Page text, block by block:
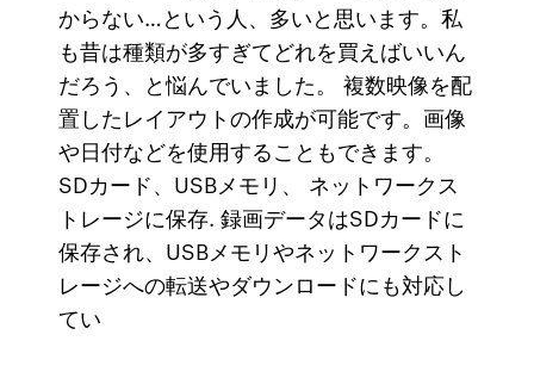
からない…という人、多いと思います。私
も昔は種類が多すぎてどれを買えばいいん
だろう、と悩んでいました。 複数映像を配
置したレイアウトの作成が可能です。画像
や日付などを使用することもできます。
SDカード、USBメモリ、 ネットワークス
トレージに保存. 録画データはSDカードに
保存され、USBメモリやネットワークスト
レージへの転送やダウンロードにも対応し
てい